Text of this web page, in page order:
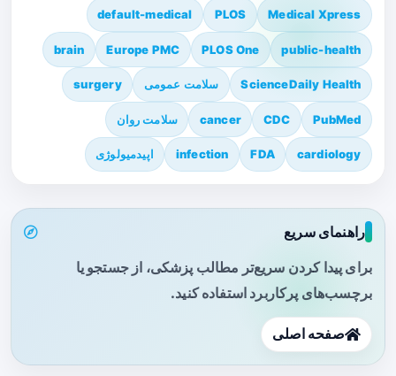
Medical Xpress
PLOS
default-medical
public-health
PLOS One
Europe PMC
brain
ScienceDaily Health سلامت عمومی surgery
PubMed
CDC
cancer سلامت روان
cardiology
FDA
infection اپیدمیولوژی
راهنمای سریع
برای پیدا کردن سریع‌تر مطالب پزشکی، از جستجو یا
برچسب‌های پرکاربرد استفاده کنید.
صفحه اصلی